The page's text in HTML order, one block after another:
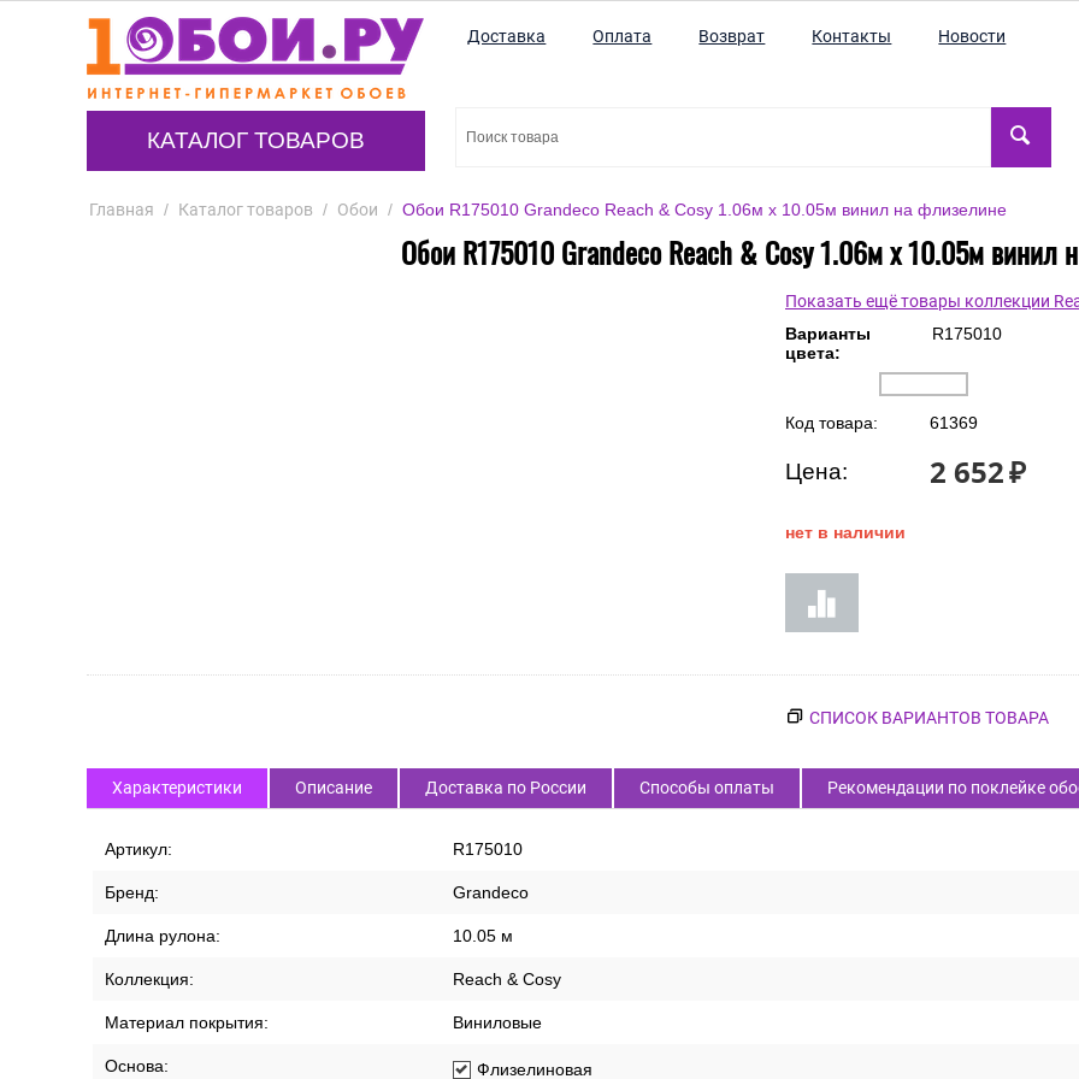
КАТАЛОГ ТОВАРОВ
Доставка Оплата Возврат Контакты Новости
Главная / Каталог товаров / Обои / Обои R175010 Grandeco Reach & Cosy 1.06м x 10.05м винил на флизелине
Обои R175010 Grandeco Reach & Cosy 1.06м x 10.05м винил
Показать ещё товары коллекции
Варианты
цвета:
R175010
Код товара: 61369
Цена: 2 652₽
нет в наличии
СПИСОК ВАРИАНТОВ ТОВАРА
Характеристики Описание Доставка по России Способы оплаты Рекомендации по поклейке
Артикул: R175010
Бренд: Grandeco
Длина рулона: 10.05 м
Коллекция: Reach & Cosy
Материал покрытия: Виниловые
Основа: Флизелиновая